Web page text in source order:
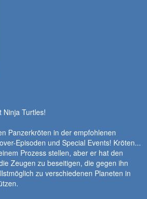
Ninja Turtles!
Panzerkröten in der empfohlenen
Episoden und Special Events! Kröten...
Prozess stellen, aber er hat den
Zeugen zu beseitigen, die gegen ihn
zu verschiedenen Planeten in